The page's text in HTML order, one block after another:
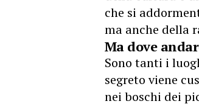
che si
ma anche della
Ma dove
Sono tanti i
segreto viene
nei boschi dei